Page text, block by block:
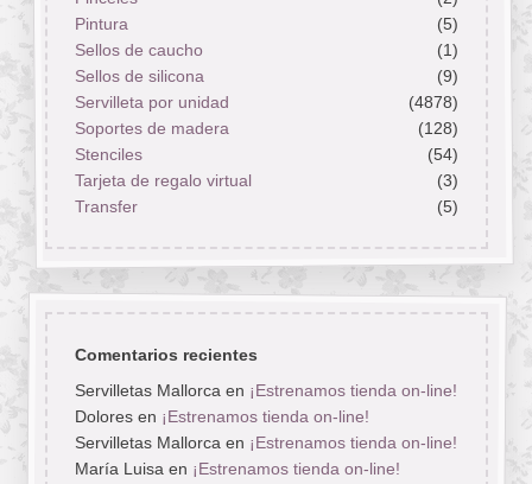
Pintura
(5)
Sellos de caucho
(1)
Sellos de silicona
(9)
Servilleta por unidad
(4878)
Soportes de madera
(128)
Stenciles
(54)
Tarjeta de regalo virtual
(3)
Transfer
(5)
Comentarios recientes
Servilletas Mallorca en ¡Estrenamos tienda on-line!
Doloresen ¡Estrenamos tienda on-line!
Servilletas Mallorca en ¡Estrenamos tienda on-line!
María Luisa en ¡Estrenamos tienda on-line!